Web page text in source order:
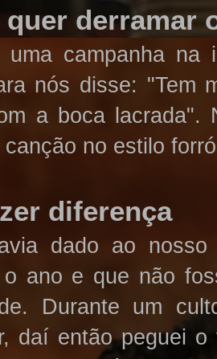
quer derramar
uma campanha na
nós disse: "Tem
a boca lacrada".
canção no estilo
diferença
dado ao
o ano e que não
Durante um
daí então peguei